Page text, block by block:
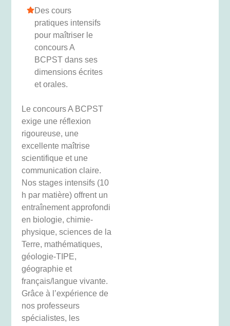
Des cours
pratiques intensifs
pour maîtriser le
concours A
BCPST dans ses
dimensions écrites
et orales.
Le concours A BCPST
exige une réflexion
rigoureuse, une
excellente maîtrise
scientifique et une
communication claire.
Nos stages intensifs (10
h par matière) offrent un
entraînement approfondi
en biologie, chimie-
physique, sciences de la
Terre, mathématiques,
géologie-TIPE,
géographie et
français/langue vivante.
Grâce à l’expérience de
nos professeurs
spécialistes, les